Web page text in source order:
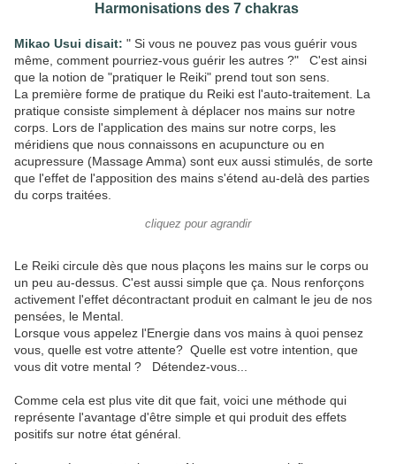
Harmonisations des 7 chakras
Mikao Usui disait: " Si vous ne pouvez pas vous guérir vous
même, comment pourriez-vous guérir les autres ?" C'est ainsi
que la notion de "pratiquer le Reiki" prend tout son sens.
La première forme de pratique du Reiki est l'auto-traitement. La
pratique consiste simplement à déplacer nos mains sur notre
corps. Lors de l'application des mains sur notre corps, les
méridiens que nous connaissons en acupuncture ou en
acupressure (Massage Amma) sont eux aussi stimulés, de sorte
que l'effet de l'apposition des mains s'étend au-delà des parties
du corps traitées.
cliquez pour agrandir
Le Reiki circule dès que nous plaçons les mains sur le corps ou
un peu au-dessus. C'est aussi simple que ça. Nous renforçons
activement l'effet décontractant produit en calmant le jeu de nos
pensées, le Mental.
Lorsque vous appelez l'Energie dans vos mains à quoi pensez
vous, quelle est votre attente? Quelle est votre intention, que
vous dit votre mental ? Détendez-vous...
Comme cela est plus vite dit que fait, voici une méthode qui
représente l'avantage d'être simple et qui produit des effets
positifs sur notre état général.